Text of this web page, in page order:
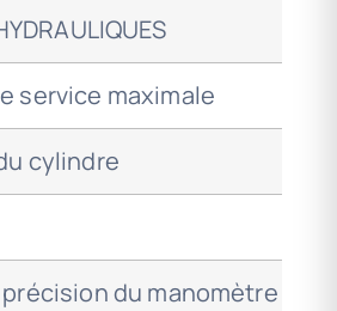
service maximale
cylindre
du manomètre